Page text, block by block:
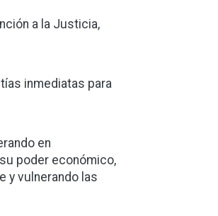
a la Justicia,
inmediatas para
en
poder económico,
y vulnerando las